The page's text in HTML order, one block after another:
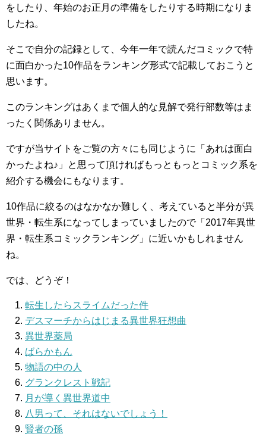
をしたり、年始のお正月の準備をしたりする時期になりま
したね。
そこで自分の記録として、今年一年で読んだコミックで特
に面白かった10作品をランキング形式で記載しておこうと
思います。
このランキングはあくまで個人的な見解で発行部数等はま
ったく関係ありません。
ですが当サイトをご覧の方々にも同じように「あれは面白
かったよね♪」と思って頂ければもっともっとコミック系を
紹介する機会にもなります。
10作品に絞るのはなかなか難しく、考えていると半分が異
世界・転生系になってしまっていましたので「2017年異世
界・転生系コミックランキング」に近いかもしれません
ね。
では、どうぞ！
転生したらスライムだった件
デスマーチからはじまる異世界狂想曲
異世界薬局
ばらかもん
物語の中の人
グランクレスト戦記
月が導く異世界道中
八男って、それはないでしょう！
賢者の孫